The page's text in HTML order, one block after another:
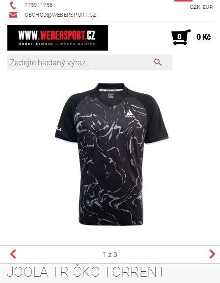
775911758
OBCHOD@WEBERSPORT.CZ
CZK EUR
0 0 Kč
1 z 3
JOOLA TRIČKO TORRENT